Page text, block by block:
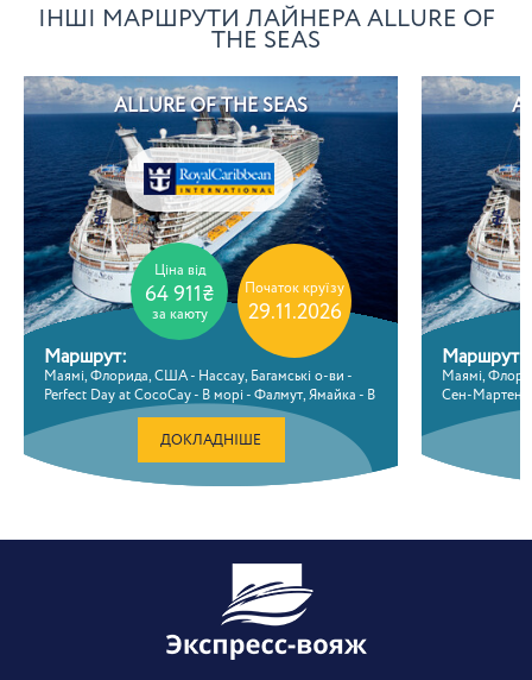
ІНШІ МАРШРУТИ ЛАЙНЕРА ALLURE OF
THE SEAS
ALLURE OF THE SEAS
Ціна від
64 911₴
за каюту
Початок круїзу
29.11.2026
Маршрут:
Маямі, Флорида, США - Нассау, Багамські о-ви -
Perfect Day at CocoCay - В морі - Фалмут, Ямайка - В
морі - В морі - Маямі, Флорида, США
ДОКЛАДНІШЕ
Маршрут:
Маямі,
Сен-Мартен -
Пуерто-
Маямі,